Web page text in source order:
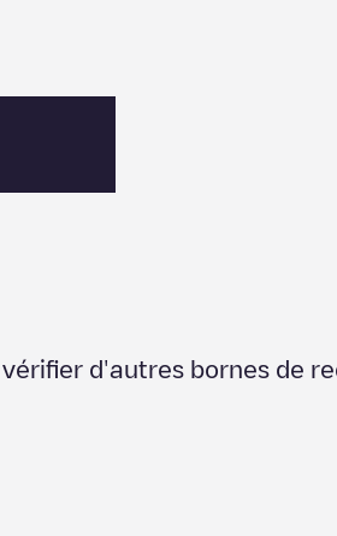
vérifier d'autres bornes de